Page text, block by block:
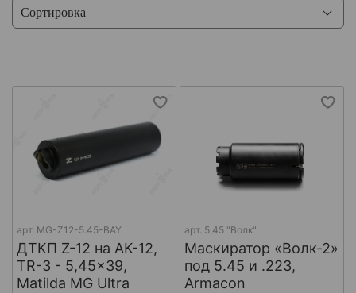
арт. MG-Z12-5.45-BAY
ДТКП Z-12 на АК-12,
TR-3 - 5,45x39,
Matilda MG Ultra
арт. 5,45 "Волк"
Маскиратор «Волк-2»
под 5.45 и .223,
Armacon